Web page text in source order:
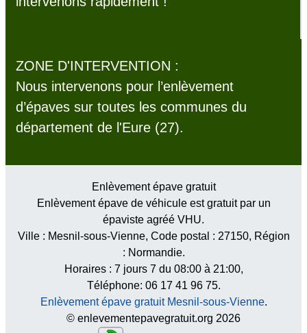
ZONE D'INTERVENTION :
Nous intervenons pour l’enlèvement
d’épaves sur toutes les communes du
département de l'Eure (27).
Enlèvement épave gratuit
Enlèvement épave de véhicule est gratuit par un
épaviste agréé VHU.
Ville : Mesnil-sous-Vienne, Code postal : 27150, Région
: Normandie.
Horaires : 7 jours 7 du 08:00 à 21:00,
Téléphone: 06 17 41 96 75.
Enlèvement épave gratuit Mesnil-sous-Vienne.
© enlevementepavegratuit.org 2026